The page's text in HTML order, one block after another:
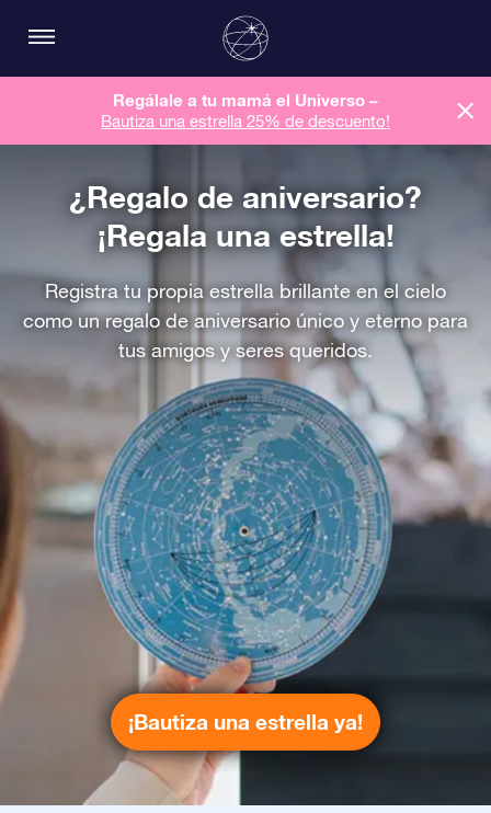
Regálale a tu mamá el Universo –
Bautiza una estrella 25% de descuento!
¿Regalo de aniversario?
¡Regala una estrella!
Registra tu propia estrella brillante en el cielo
como un regalo de aniversario único y eterno para
tus amigos y seres queridos.
¡Bautiza una estrella ya!